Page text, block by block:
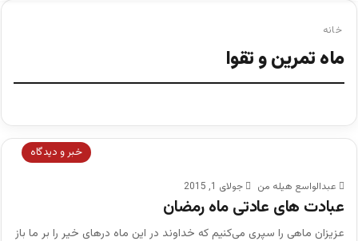
خانه
ماه تمرین و تقوا
خبر و دیدگاه
عبدالواسع هیله من جولای 1, 2015
عبادت های عادتی ماه رمضان
عزیزان ماهی را سپری می‌کنیم که خداوند در این ماه درهای خیر را بر ما باز